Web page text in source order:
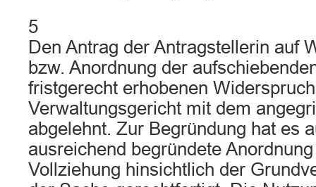
5
Den Antrag der Antragstellerin auf
bzw. Anordnung der
fristgerecht erhobenen
Verwaltungsgericht mit dem
abgelehnt. Zur Begründung hat es
ausreichend begründete
Vollziehung hinsichtlich der